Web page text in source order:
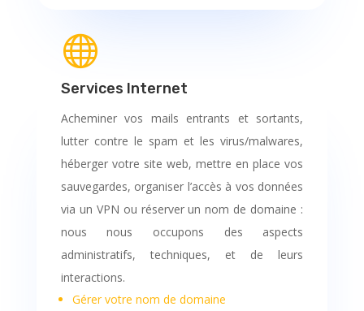

Services Internet
Acheminer vos mails entrants et sortants,
lutter contre le spam et les virus/malwares,
héberger votre site web, mettre en place vos
sauvegardes, organiser l’accès à vos données
via un VPN ou réserver un nom de domaine :
nous nous occupons des aspects
administratifs, techniques, et de leurs
interactions.
Gérer votre nom de domaine